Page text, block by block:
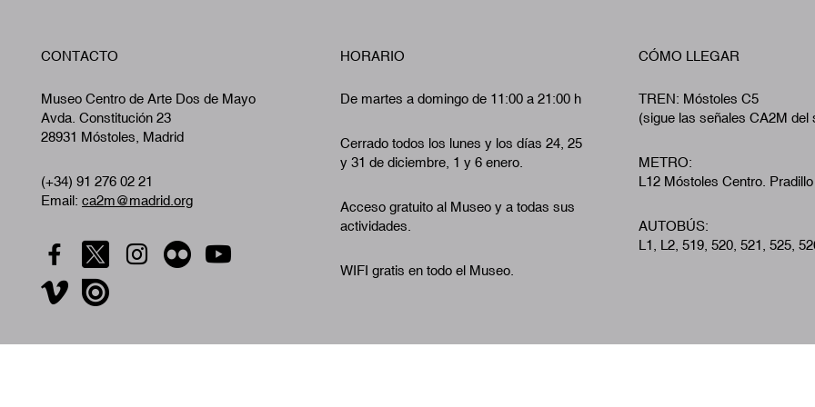
CONTACTO
Museo Centro de Arte Dos de Mayo
Avda. Constitución 23
28931 Móstoles, Madrid
(+34) 91 276 02 21
Email: ca2m@madrid.org
HORARIO
De martes a domingo de 11:00 a 21:00 h
Cerrado todos los lunes y los días 24, 25
y 31 de diciembre, 1 y 6 enero.
Acceso gratuito al Museo y a todas sus
actividades.
WIFI gratis en todo el Museo.
CÓMO LLEGAR
TREN: Móstoles C5
(sigue las señales CA2M del
METRO:
L12 Móstoles Centro. Pradillo
AUTOBÚS:
L1, L2, 519, 520, 521, 525,